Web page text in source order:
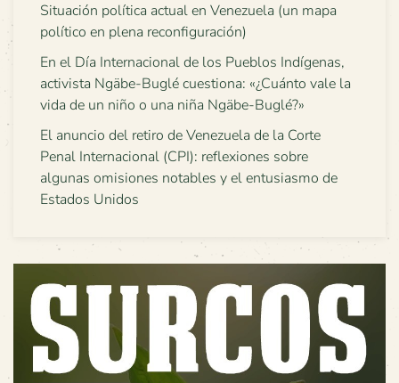
Situación política actual en Venezuela (un mapa
político en plena reconfiguración)
En el Día Internacional de los Pueblos Indígenas,
activista Ngäbe-Buglé cuestiona: «¿Cuánto vale la
vida de un niño o una niña Ngäbe-Buglé?»
El anuncio del retiro de Venezuela de la Corte
Penal Internacional (CPI): reflexiones sobre
algunas omisiones notables y el entusiasmo de
Estados Unidos